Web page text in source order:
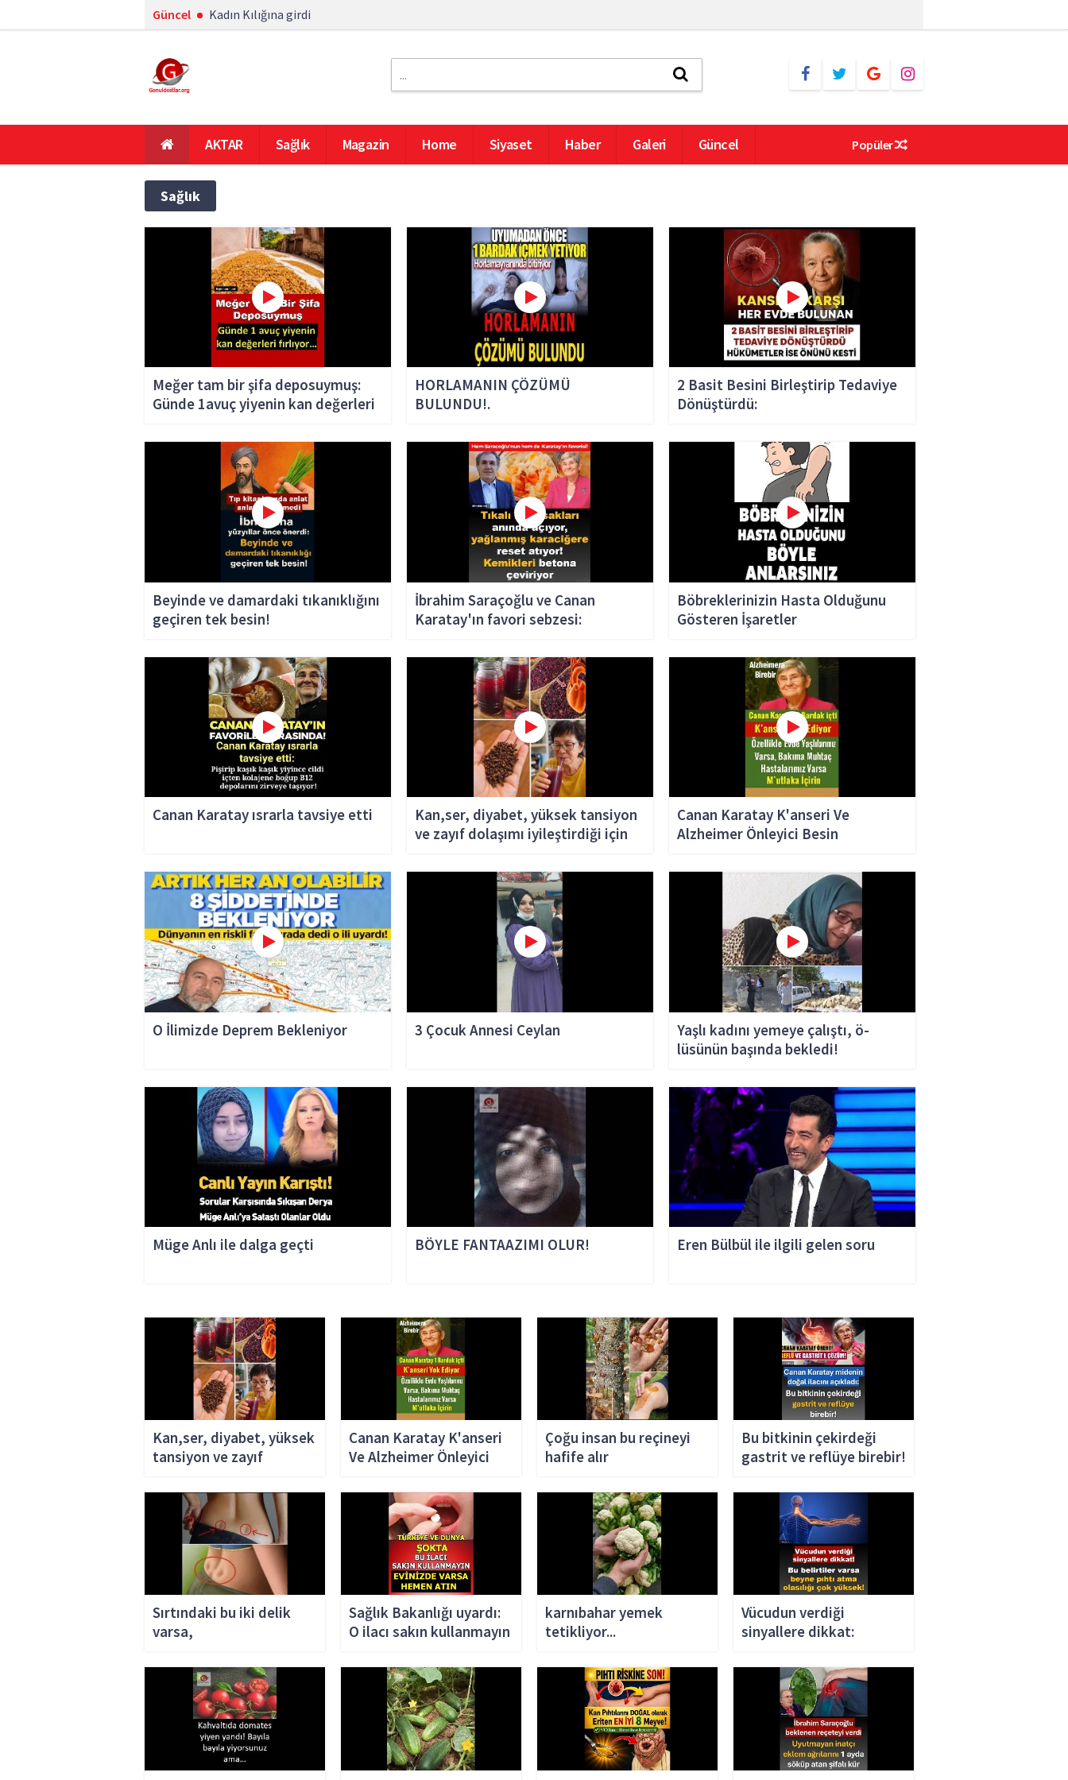
Güncel Kadın Kılığına girdi
AKTAR Sağlık Magazin Home Siyaset Haber Galeri Güncel
En Çok Okunanlar
Popüler
Sağlık
Meğer tam bir şifa deposuymuş:
Günde 1avuç yiyenin kan değerleri
HORLAMANIN ÇÖZÜMÜ
BULUNDU!.
2 Basit Besini Birleştirip Tedaviye
Dönüştürdü:
Beyinde ve damardaki tıkanıklığını
geçiren tek besin!
İbrahim Saraçoğlu ve Canan
Karatay'ın favori sebzesi:
Böbreklerinizin Hasta Olduğunu
Gösteren İşaretler
Canan Karatay ısrarla tavsiye etti
Kan,ser, diyabet, yüksek tansiyon
ve zayıf dolaşımı iyileştirdiği için
Canan Karatay K'anseri Ve
Alzheimer Önleyici Besin
O İlimizde Deprem Bekleniyor 3 Çocuk Annesi Ceylan
Yaşlı kadını yemeye çalıştı, ö-
lüsünün başında bekledi!
HABERİN
Müge Anlı ile dalga geçti BÖYLE FANTAAZIMI OLUR! Eren Bülbül ile ilgili gelen soru
Kan,ser, diyabet, yüksek
tansiyon ve zayıf
hastaneleri boş bırakan
tohum
Canan Karatay K'anseri
Ve Alzheimer Önleyici
Çoğu insan bu reçineyi
hafife alır
Bu bitkinin çekirdeği
gastrit ve reflüye birebir!
Sırtındaki bu iki delik
varsa,
Sağlık Bakanlığı uyardı:
O ilacı sakın kullanmayın
karnıbahar yemek
tetikliyor...
Vücudun verdiği
sinyallere dikkat: